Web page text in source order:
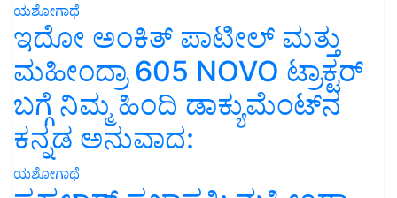
ಯಶೋಗಾಥೆ
ಇದೋ ಅಂಕಿತ್ ಪಾಟೀಲ್ ಮತ್ತು
ಮಹೀಂದ್ರಾ 605 NOVO ಟ್ರಾಕ್ಟರ್
ಬಗ್ಗೆ ನಿಮ್ಮ ಹಿಂದಿ ಡಾಕ್ಯುಮೆಂಟ್‌ನ
ಕನ್ನಡ ಅನುವಾದ:
ಯಶೋಗಾಥೆ